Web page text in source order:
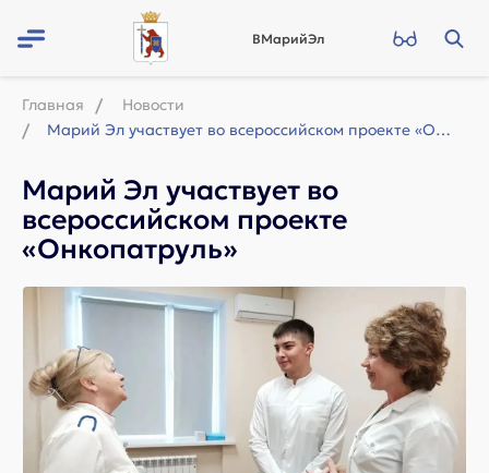
ВМарийЭл
Главная
Новости
Марий Эл участвует во всероссийском проекте «Онкопатруль»
Марий Эл участвует во
всероссийском проекте
«Онкопатруль»